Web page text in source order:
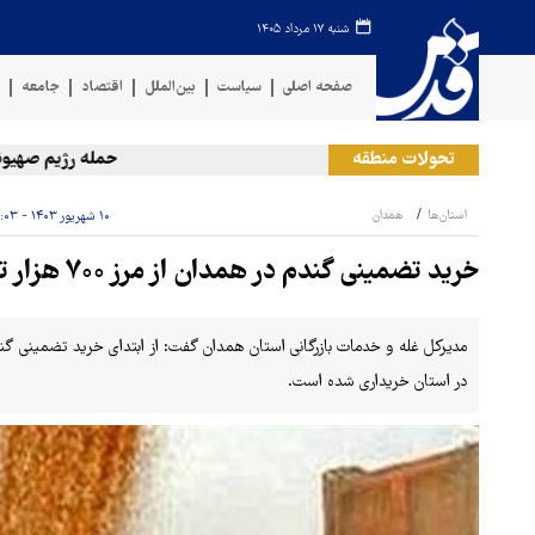
شنبه ۱۷ مرداد ۱۴۰۵
صفحه اصلی سیاست بین‌الملل اقتصاد جامعه
تحولات منطقه حمله رژیم
استان‌ها همدان ۱۰ شهریور ۱۴۰۳ - ۱۵:۰۳
خرید تضمینی گندم در همدان از مرز ۷۰۰ هزار تن گذشت
در استان خریداری شده است.